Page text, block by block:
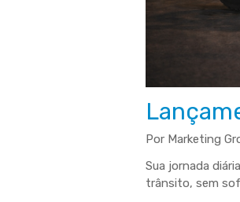
Por Marketing
Sua jornada
trânsito, sem